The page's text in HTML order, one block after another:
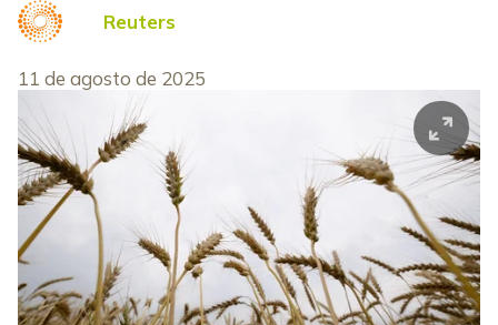
Reuters
11 de agosto de 2025